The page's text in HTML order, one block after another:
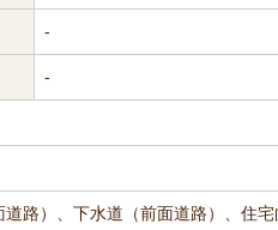
-
-
路）、下水道（前面道路）、住宅